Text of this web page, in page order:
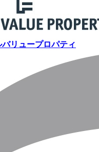
リュープロパティ